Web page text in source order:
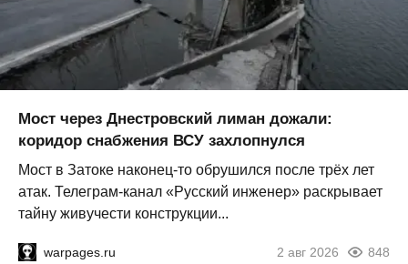
Мост через Днестровский лиман дожали:
коридор снабжения ВСУ захлопнулся
Мост в Затоке наконец-то обрушился после трёх лет
атак. Телеграм-канал «Русский инженер» раскрывает
тайну живучести конструкции...
warpages.ru 2 авг 2026 848